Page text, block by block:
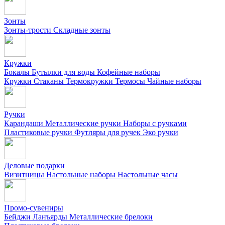
Зонты
Зонты-трости Складные зонты
Кружки
Бокалы Бутылки для воды Кофейные наборы
Кружки Стаканы Термокружки Термосы Чайные наборы
Ручки
Карандаши Металлические ручки Наборы с ручками
Пластиковые ручки Футляры для ручек Эко ручки
Деловые подарки
Визитницы Настольные наборы Настольные часы
Промо-сувениры
Бейджи Ланъярды Металлические брелоки